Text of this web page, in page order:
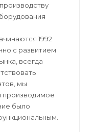
1992
с развитием
всегда
мы
производимое
было